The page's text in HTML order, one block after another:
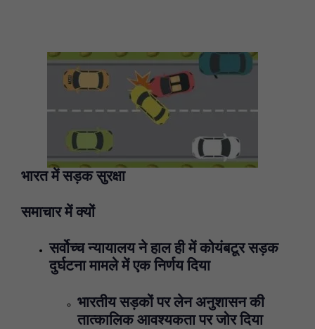
भारत में सड़क सुरक्षा
समाचार में क्यों
सर्वोच्च न्यायालय ने हाल ही में कोयंबटूर सड़क
दुर्घटना मामले में एक निर्णय दिया
भारतीय सड़कों पर लेन अनुशासन की
तात्कालिक आवश्यकता पर जोर दिया